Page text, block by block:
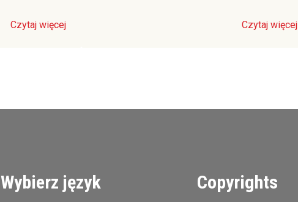
Czytaj więcej Czytaj więcej
Wybierz język Copyrights